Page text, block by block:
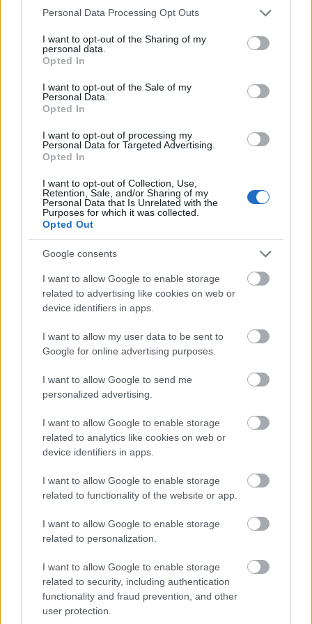
Please note that this website/app uses one or more Google
not limited to your visit or usage behaviour. You may click to
grant or deny consent to Google and its third-party tags to
use your data for below specified purposes in below Google
consent section.
Personal Data Processing Opt Outs
I want to opt-out of the Sharing of my
personal data.
Opted In
I want to opt-out of the Sale of my
Personal Data.
Opted In
I want to opt-out of processing my
Personal Data for Targeted Advertising.
Opted In
I want to opt-out of Collection, Use,
Retention, Sale, and/or Sharing of my
Personal Data that Is Unrelated with the
Purposes for which it was collected.
Opted Out
Google consents
I want to allow Google to enable storage
related to advertising like cookies on web or
device identifiers in apps.
I want to allow my user data to be sent to
Google for online advertising purposes.
I want to allow Google to send me
personalized advertising.
I want to allow Google to enable storage
related to analytics like cookies on web or
device identifiers in apps.
I want to allow Google to enable storage
related to functionality of the website or app.
I want to allow Google to enable storage
related to personalization.
I want to allow Google to enable storage
related to security, including authentication
functionality and fraud prevention, and other
user protection.
vagy futni a szigetre, nekem a sport mindig egy hobbi
olyan kötelező hobbi volt..."- mesélte az
RTL
Klubnak.
Teljesen beleszeretett a
sportba
Hozzátette, immár hónapok óta ezzel kel és ezzel
fekszik, körülbelül 9-10 edzése van a héten.
Függetlenül attól, hogy mi lesz a mérkőzés
eredménye, biztos benne, hogy folytatni fogja.
Teljesen beleszeretett a sportba, nagyon élvezi,
ahogyan ő fogalmaz, a boksz igazán szórakoztató